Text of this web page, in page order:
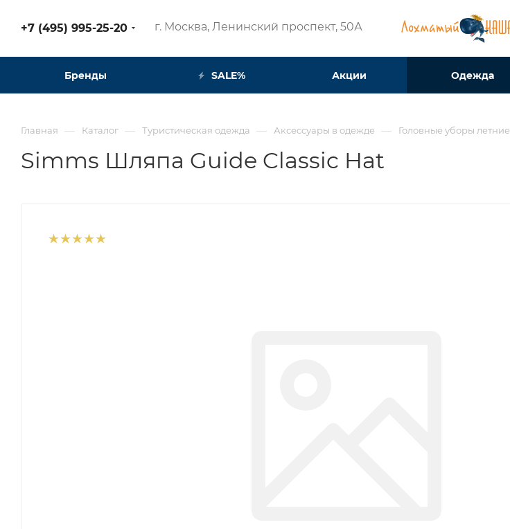
+7 (495) 995-25-20​ г. Москва, Ленинский проспект, 50А​
Бренды SALE% Акции Одежда
Главная — Каталог — Туристическая одежда — Аксессуары в одежде — Головные уборы летние
Simms Шляпа Guide Classic Hat